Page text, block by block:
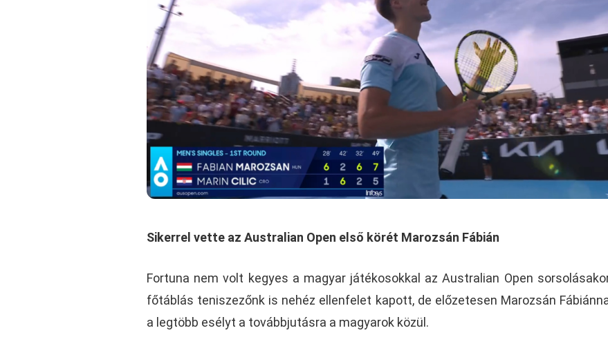
Sikerrel vette az Australian Open első körét Marozsán Fábián
Fortuna nem volt kegyes a magyar játékosokkal az Australian Open
főtáblás teniszezőnk is nehéz ellenfelet kapott, de előzetesen Marozsán
a legtöbb esélyt a továbbjutásra a magyarok közül.